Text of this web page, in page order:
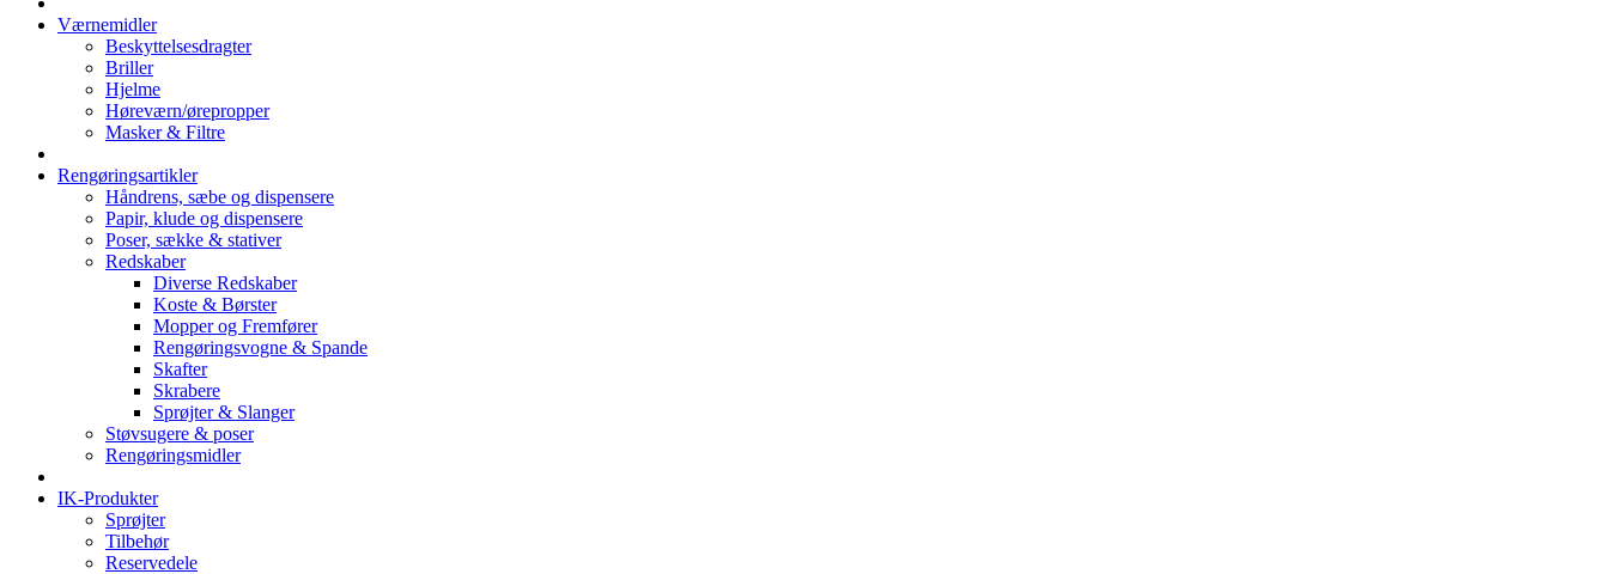
Værnemidler
Beskyttelsesdragter
Briller
Hjelme
Høreværn/ørepropper
Masker & Filtre
Rengøringsartikler
Håndrens, sæbe og dispensere
Papir, klude og dispensere
Poser, sække & stativer
Redskaber
Diverse Redskaber
Koste & Børster
Mopper og Fremfører
Rengøringsvogne & Spande
Skafter
Skrabere
Sprøjter & Slanger
Støvsugere & poser
Rengøringsmidler
IK-Produkter
Sprøjter
Tilbehør
Reservedele